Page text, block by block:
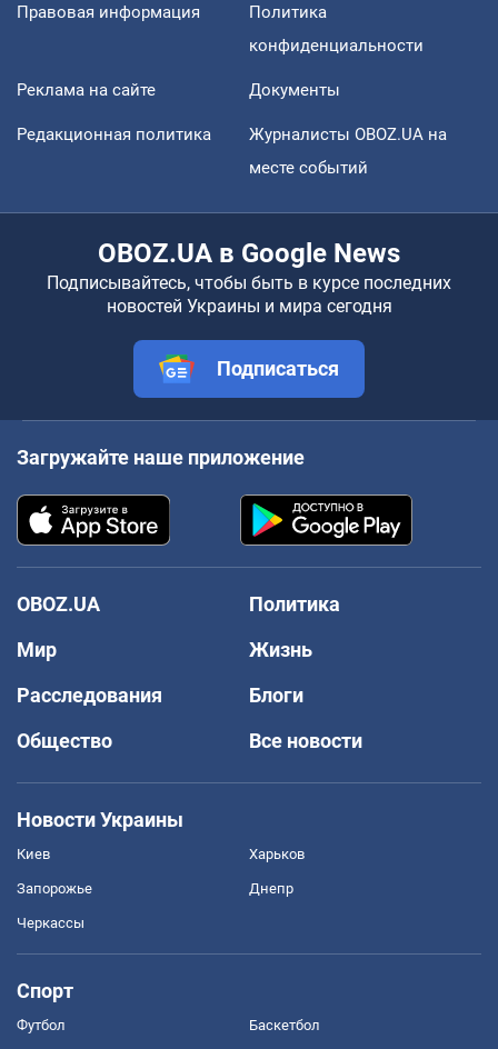
Правовая информация
Политика
конфиденциальности
Реклама на сайте Документы
Редакционная политика
Журналисты OBOZ.UA на
месте событий
OBOZ.UA в Google News
Подписывайтесь, чтобы быть в курсе последних
новостей Украины и мира сегодня
Подписаться
Загружайте наше приложение
OBOZ.UA
Политика
Мир
Жизнь
Расследования
Блоги
Общество
Все новости
Новости Украины
Киев Харьков
Запорожье Днепр
Черкассы
Спорт
Футбол Баскетбол